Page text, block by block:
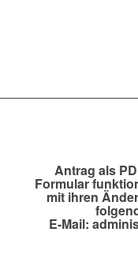
Antrag als
Formular
mit ihren
E-Mail: